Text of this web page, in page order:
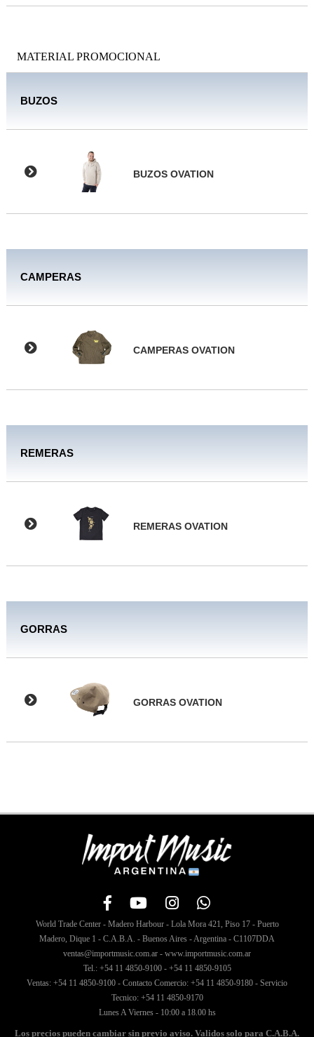
MATERIAL PROMOCIONAL
BUZOS
BUZOS OVATION
CAMPERAS
CAMPERAS OVATION
REMERAS
REMERAS OVATION
GORRAS
GORRAS OVATION
World Trade Center - Madero Harbour - Lola Mora 421, Piso 17 - Puerto
Madero, Dique 1 - C.A.B.A. - Buenos Aires - Argentina - C1107DDA
ventas@importmusic.com.ar - www.importmusic.com.ar
Tel.: +54 11 4850-9100 - +54 11 4850-9105
Ventas: +54 11 4850-9100 - Contacto Comercio: +54 11 4850-9180 - Servicio
Tecnico: +54 11 4850-9170
Lunes A Viernes - 10:00 a 18.00 hs
Los precios pueden cambiar sin previo aviso. Validos solo para C.A.B.A.